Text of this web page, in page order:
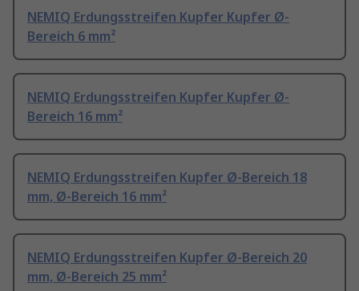
NEMIQ Erdungsstreifen Kupfer Kupfer Ø-
Bereich 6 mm²
NEMIQ Erdungsstreifen Kupfer Kupfer Ø-
Bereich 16 mm²
NEMIQ Erdungsstreifen Kupfer Ø-Bereich 18
mm, Ø-Bereich 16 mm²
NEMIQ Erdungsstreifen Kupfer Ø-Bereich 20
mm, Ø-Bereich 25 mm²